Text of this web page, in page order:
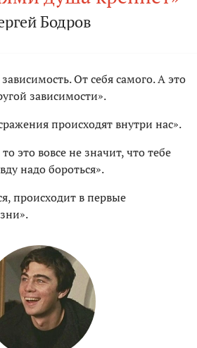
Бодров
От себя самого. А это
зависимости».
происходят внутри нас».
это вовсе не значит, что тебе
надо бороться».
происходит в первые